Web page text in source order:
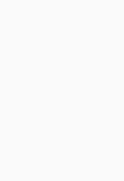
službu, o ktorej
niečo, čo
poslať nejaké
čiastku späť, to je
ide o scam,
pýta akékoľvek
alebo
vlajka –
keby si od vás
a prístupové